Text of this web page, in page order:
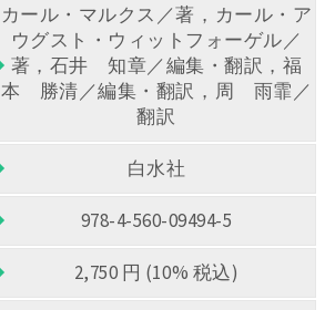
カール・マルクス／著，カール・ア
ウグスト・ウィットフォーゲル／
著，石井 知章／編集・翻訳，福
本 勝清／編集・翻訳，周 雨霏／
翻訳
白水社
978-4-560-09494-5
2,750 円 (10% 税込)